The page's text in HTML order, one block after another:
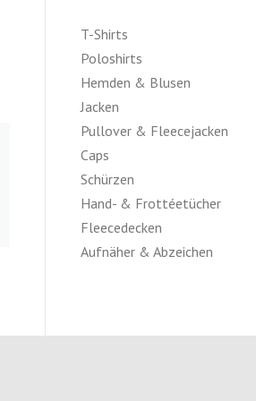
T-Shirts
Poloshirts
Hemden & Blusen
Jacken
Pullover & Fleecejacken
Caps
Schürzen
Hand- & Frottéetücher
Fleecedecken
Aufnäher & Abzeichen